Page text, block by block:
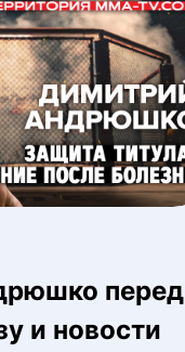
перед
и новости